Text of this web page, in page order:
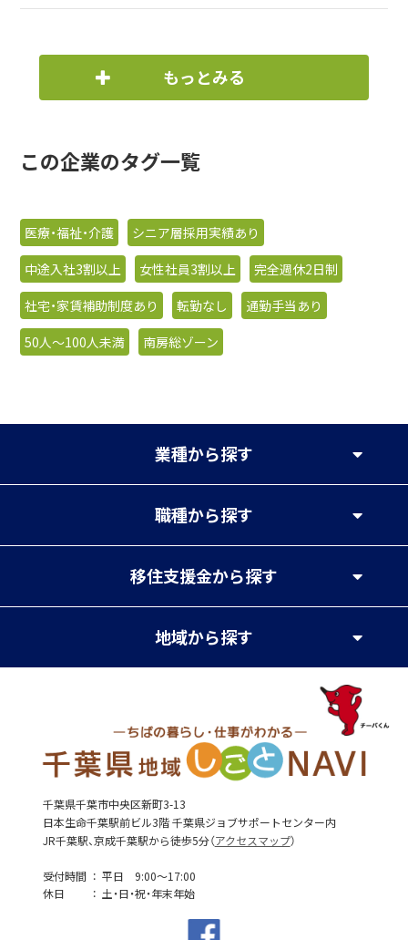
もっとみる
この企業のタグ一覧
医療・福祉・介護
シニア層採用実績あり
中途入社3割以上
女性社員3割以上
完全週休2日制
社宅・家賃補助制度あり
転勤なし
通勤手当あり
50人〜100人未満
南房総ゾーン
業種から探す
職種から探す
移住支援金から探す
地域から探す
千葉県千葉市中央区新町3-13
日本生命千葉駅前ビル3階 千葉県ジョブサポートセンター内
JR千葉駅、京成千葉駅から徒歩5分（アクセスマップ）
受付時間
平日 9:00～17:00
休日
土・日・祝・年末年始